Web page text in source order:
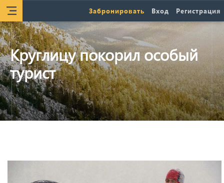
Забронировать Вход Регистрация
Круглицу покорил особый
турист